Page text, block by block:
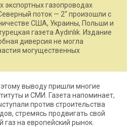
экспортных газопроводах
поток — 2" произошли с
США, Украины, Польши и
газета Aydınlık. Издание
диверсия не могла
могущественных
этому выводу пришли многие
и СМИ. Газета напоминает,
против строительства
стремясь продвигать свой
на европейский рынок.